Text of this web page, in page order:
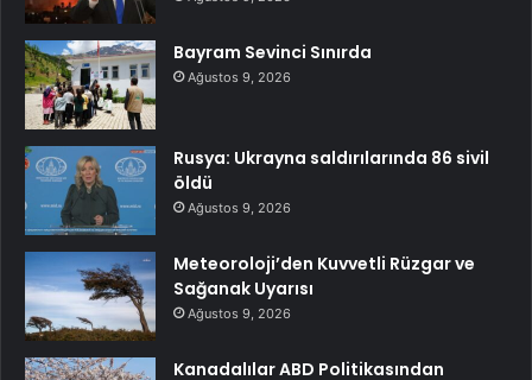
Bayram Sevinci Sınırda
Ağustos 9, 2026
Rusya: Ukrayna saldırılarında 86 sivil
öldü
Ağustos 9, 2026
Meteoroloji’den Kuvvetli Rüzgar ve
Sağanak Uyarısı
Ağustos 9, 2026
Kanadalılar ABD Politikasından